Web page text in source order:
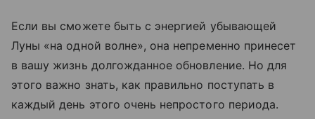
Если вы сможете быть с энергией убывающей
Луны «на одной волне», она непременно принесет
в вашу жизнь долгожданное обновление. Но для
этого важно знать, как правильно поступать в
каждый день этого очень непростого периода.